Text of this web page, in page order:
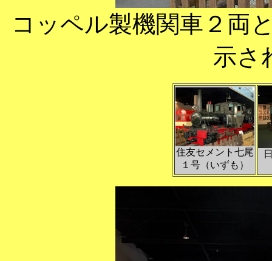
コッペル製機関車２両
示さ
住友セメント七尾
１号（いずも）